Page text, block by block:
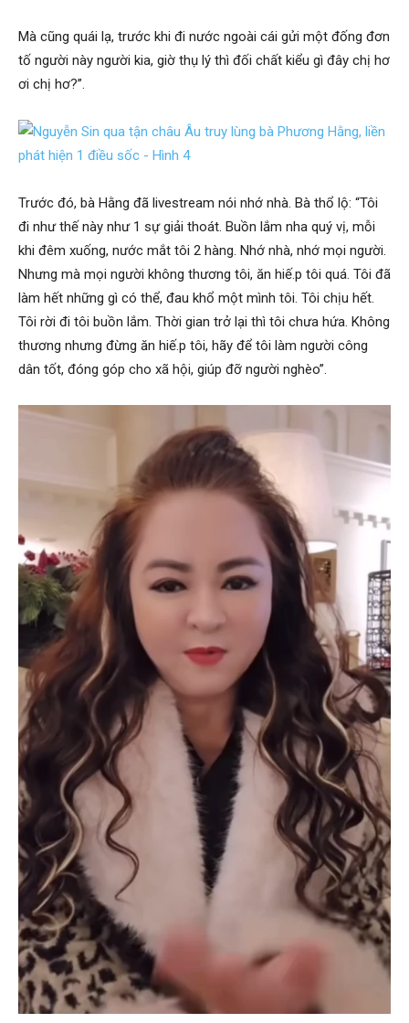
Mà cũng quái lạ, trước khi đi nước ngoài cái gửi một đống đơn
tố người này người kia, giờ thụ lý thì đối chất kiểu gì đây chị hơ
ơi chị hơ?”.
Trước đó, bà Hằng đã livestream nói nhớ nhà. Bà thổ lộ: “Tôi
đi như thế này như 1 sự giải thoát. Buồn lắm nha quý vị, mỗi
khi đêm xuống, nước mắt tôi 2 hàng. Nhớ nhà, nhớ mọi người.
Nhưng mà mọi người không thương tôi, ăn hiế.p tôi quá. Tôi đã
làm hết những gì có thể, đau khổ một mình tôi. Tôi chịu hết.
Tôi rời đi tôi buồn lắm. Thời gian trở lại thì tôi chưa hứa. Không
thương nhưng đừng ăn hiế.p tôi, hãy để tôi làm người công
dân tốt, đóng góp cho xã hội, giúp đỡ người nghèo”.